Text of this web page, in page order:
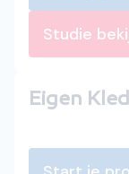
Studie
Eigen